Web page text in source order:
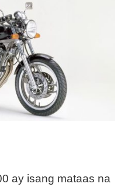
ay isang mataas na